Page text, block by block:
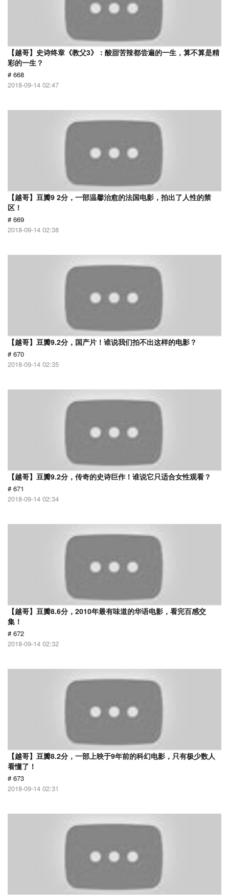
【越哥】史诗终章《教父3》：酸甜苦辣都尝遍的一生，算不算是精
彩的一生？
# 668
2018-09-14 02:47
【越哥】豆瓣9 2分，一部温馨治愈的法国电影，拍出了人性的禁
区！
# 669
2018-09-14 02:38
【越哥】豆瓣9.2分，国产片！谁说我们拍不出这样的电影？
# 670
2018-09-14 02:35
【越哥】豆瓣9.2分，传奇的史诗巨作！谁说它只适合女性观看？
# 671
2018-09-14 02:34
【越哥】豆瓣8.6分，2010年最有味道的华语电影，看完百感交
集！
# 672
2018-09-14 02:32
【越哥】豆瓣8.2分，一部上映于9年前的科幻电影，只有极少数人
看懂了！
# 673
2018-09-14 02:31